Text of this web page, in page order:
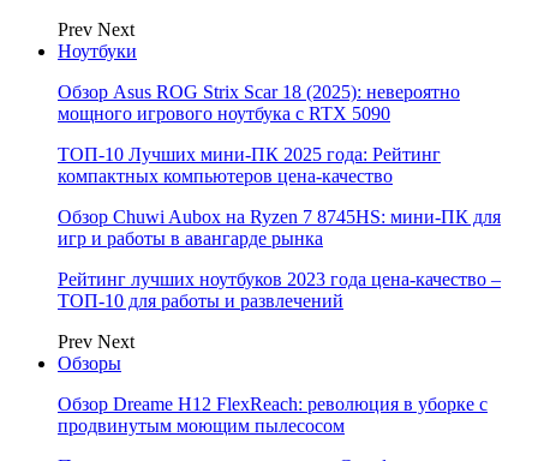
Prev Next
Ноутбуки
Обзор Asus ROG Strix Scar 18 (2025): невероятно
мощного игрового ноутбука с RTX 5090
ТОП-10 Лучших мини-ПК 2025 года: Рейтинг
компактных компьютеров цена-качество
Обзор Chuwi Aubox на Ryzen 7 8745HS: мини-ПК для
игр и работы в авангарде рынка
Рейтинг лучших ноутбуков 2023 года цена-качество –
ТОП-10 для работы и развлечений
Prev Next
Обзоры
Обзор Dreame H12 FlexReach: революция в уборке с
продвинутым моющим пылесосом